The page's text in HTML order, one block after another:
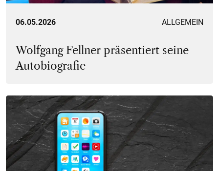
06.05.2026 ALLGEMEIN
Wolfgang Fellner präsentiert seine
Autobiografie